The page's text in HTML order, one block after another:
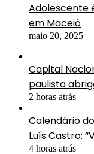
Adolescente
em Maceió
maio 20, 2025
Capital
paulista
2 horas atrás
Calendário
Luís Castro:
4 horas atrás